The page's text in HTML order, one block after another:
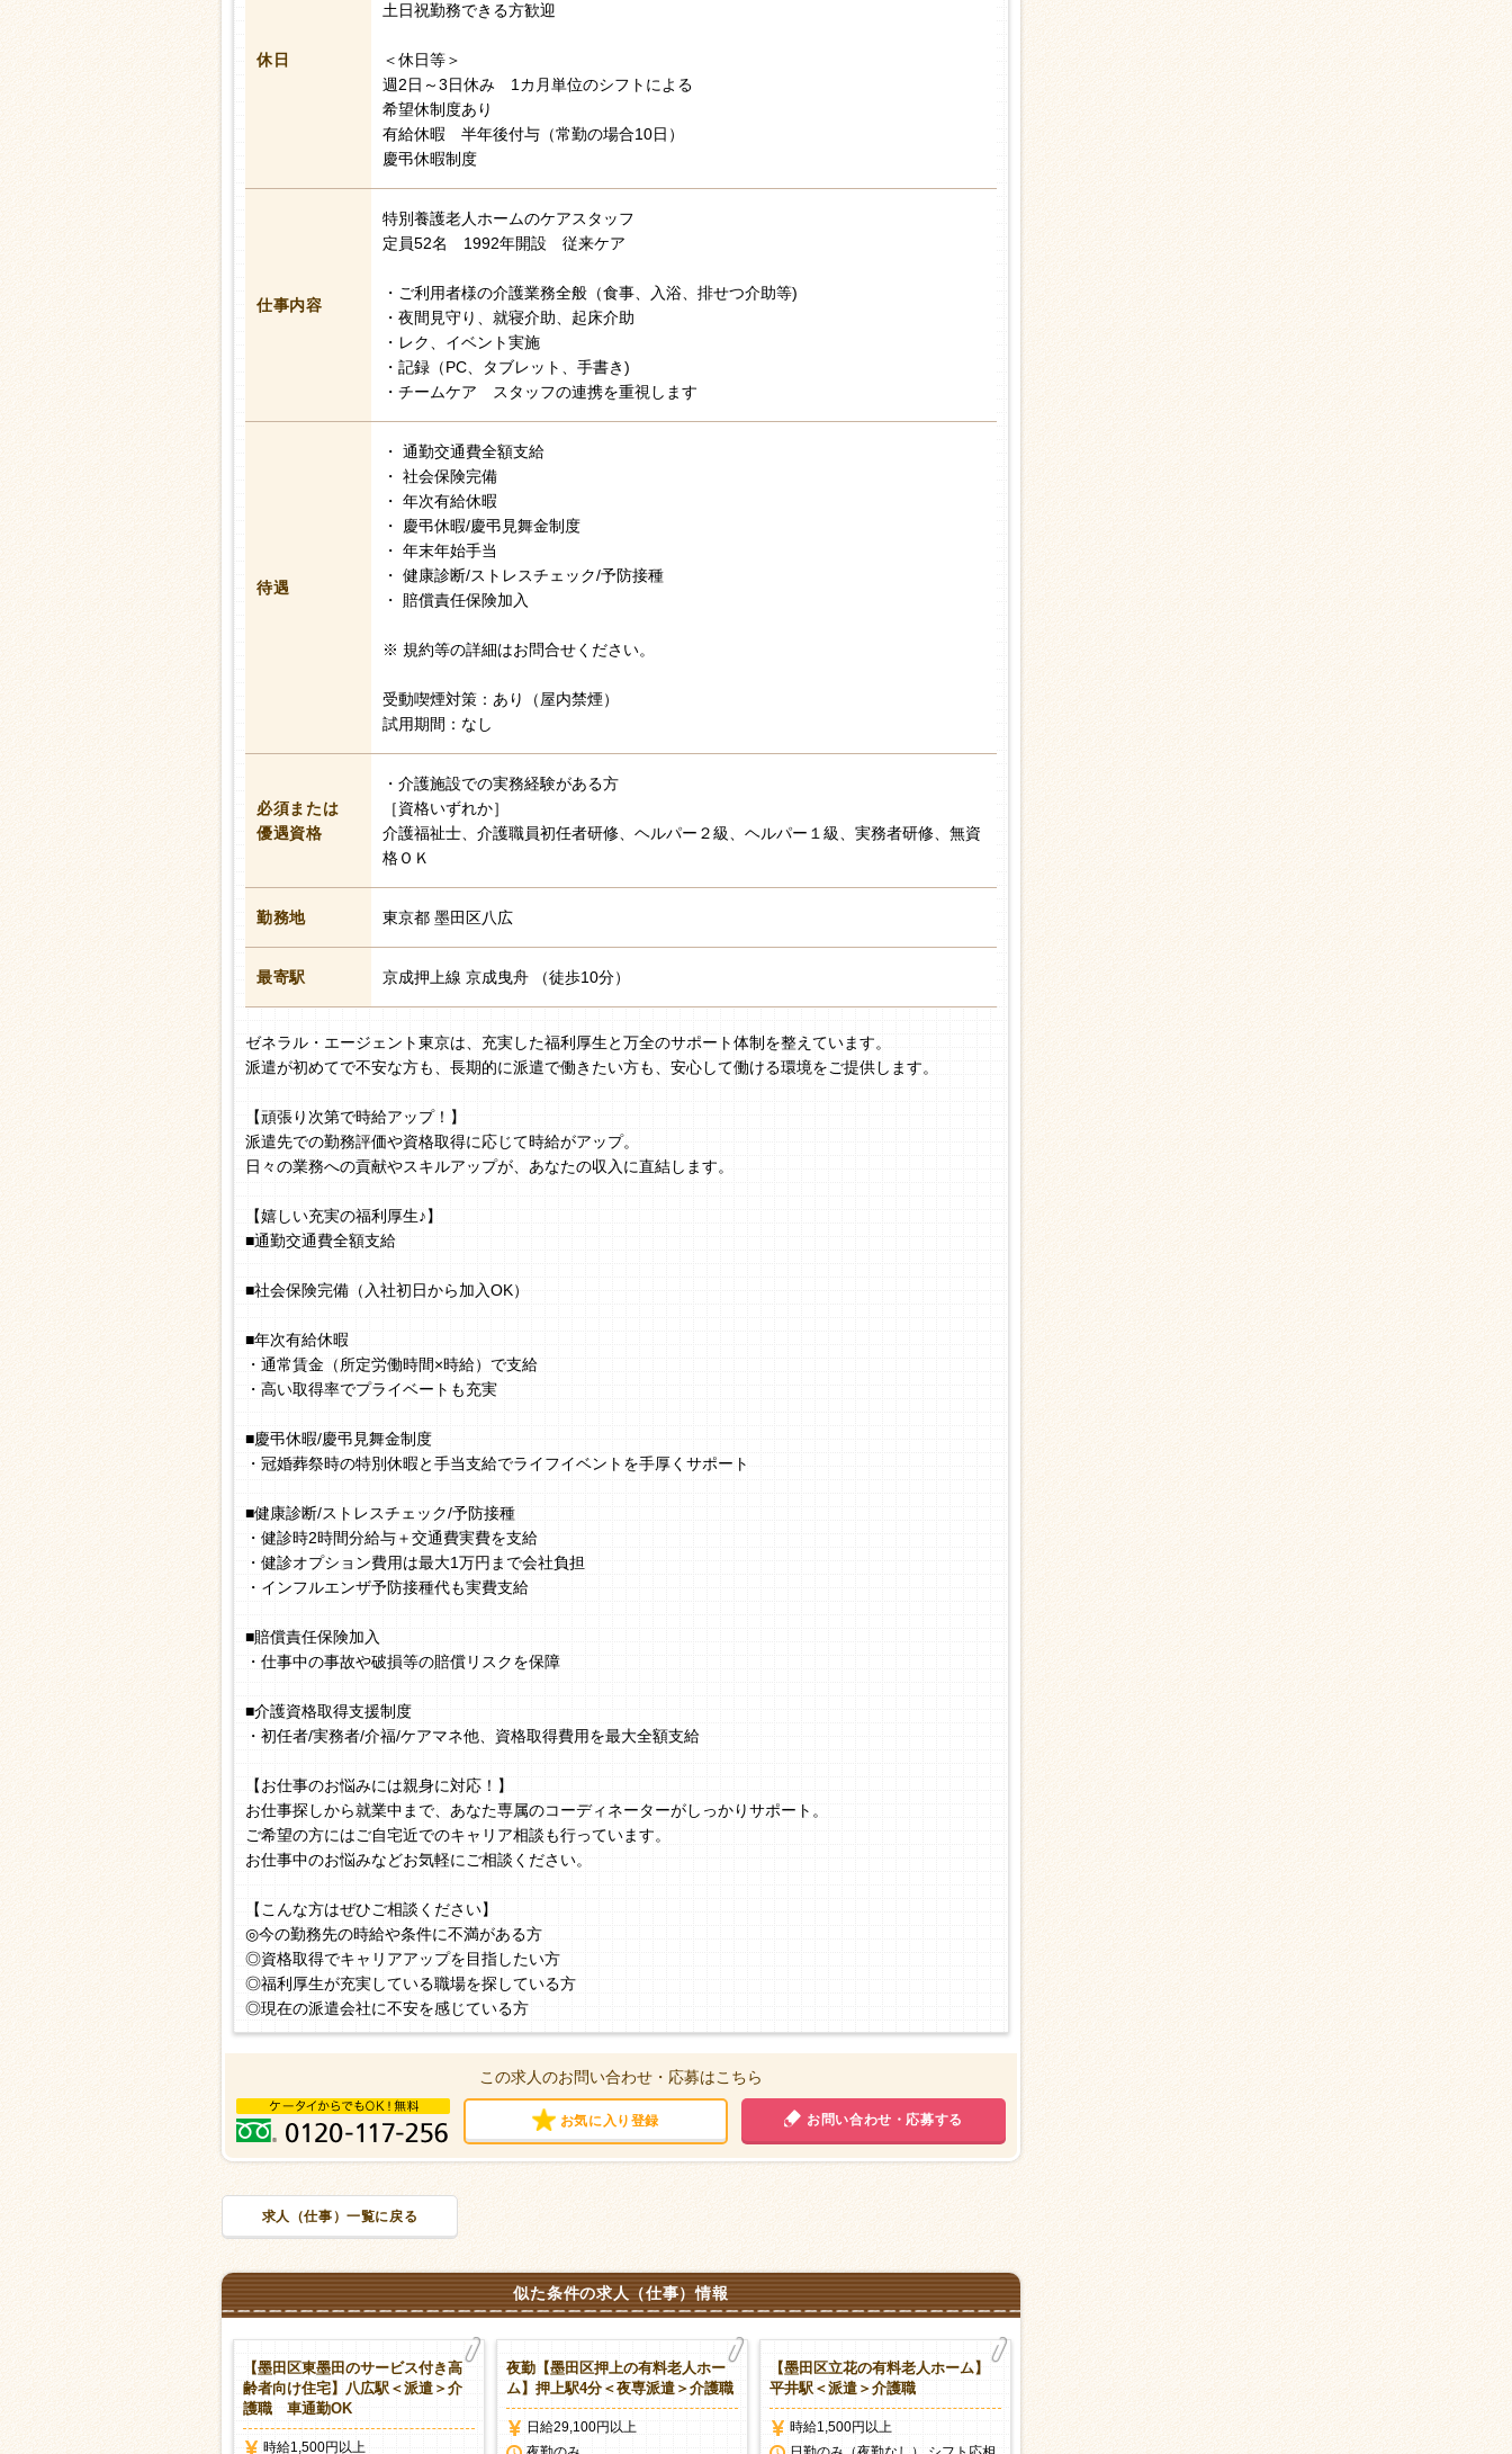
休日
土日祝勤務できる方歓迎
＜休日等＞
週2日～3日休み 1カ月単位のシフトによる
希望休制度あり
有給休暇 半年後付与（常勤の場合10日）
慶弔休暇制度
仕事内容
特別養護老人ホームのケアスタッフ
定員52名 1992年開設 従来ケア
・ご利用者様の介護業務全般（食事、入浴、排せつ介助等)
・夜間見守り、就寝介助、起床介助
・レク、イベント実施
・記録（PC、タブレット、手書き)
・チームケア スタッフの連携を重視します
待遇
・ 通勤交通費全額支給
・ 社会保険完備
・ 年次有給休暇
・ 慶弔休暇/慶弔見舞金制度
・ 年末年始手当
・ 健康診断/ストレスチェック/予防接種
・ 賠償責任保険加入
※ 規約等の詳細はお問合せください。
受動喫煙対策：あり（屋内禁煙）
試用期間：なし
必須または
優遇資格
・介護施設での実務経験がある方
［資格いずれか］
介護福祉士、介護職員初任者研修、ヘルパー２級、ヘルパー１級、実務者研修、無資
格ＯＫ
勤務地 東京都 墨田区八広
最寄駅 京成押上線 京成曳舟 （徒歩10分）
ゼネラル・エージェント東京は、充実した福利厚生と万全のサポート体制を整えています。
派遣が初めてで不安な方も、長期的に派遣で働きたい方も、安心して働ける環境をご提供します。
【頑張り次第で時給アップ！】
派遣先での勤務評価や資格取得に応じて時給がアップ。
日々の業務への貢献やスキルアップが、あなたの収入に直結します。
【嬉しい充実の福利厚生♪】
■通勤交通費全額支給
■社会保険完備（入社初日から加入OK）
■年次有給休暇
・通常賃金（所定労働時間×時給）で支給
・高い取得率でプライベートも充実
■慶弔休暇/慶弔見舞金制度
・冠婚葬祭時の特別休暇と手当支給でライフイベントを手厚くサポート
■健康診断/ストレスチェック/予防接種
・健診時2時間分給与＋交通費実費を支給
・健診オプション費用は最大1万円まで会社負担
・インフルエンザ予防接種代も実費支給
■賠償責任保険加入
・仕事中の事故や破損等の賠償リスクを保障
■介護資格取得支援制度
・初任者/実務者/介福/ケアマネ他、資格取得費用を最大全額支給
【お仕事のお悩みには親身に対応！】
お仕事探しから就業中まで、あなた専属のコーディネーターがしっかりサポート。
ご希望の方にはご自宅近でのキャリア相談も行っています。
お仕事中のお悩みなどお気軽にご相談ください。
【こんな方はぜひご相談ください】
◎今の勤務先の時給や条件に不満がある方
◎資格取得でキャリアアップを目指したい方
◎福利厚生が充実している職場を探している方
◎現在の派遣会社に不安を感じている方
この求人のお問い合わせ・応募はこちら
お気に入り登録 お問い合わせ・応募する
求人（仕事）一覧に戻る
似た条件の求人（仕事）情報
【墨田区東墨田のサービス付き高
齢者向け住宅】八広駅＜派遣＞介
護職 車通勤OK
時給1,500円以上
夜勤【墨田区押上の有料老人ホー
ム】押上駅4分＜夜専派遣＞介護職
日給29,100円以上
【墨田区立花の有料老人ホーム】
平井駅＜派遣＞介護職
時給1,500円以上